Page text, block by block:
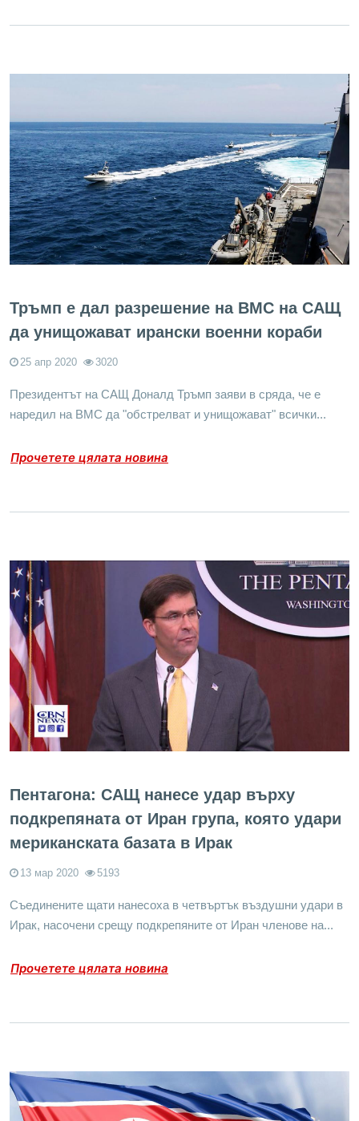
Тръмп е дал разрешение на ВМС на САЩ
да унищожават ирански военни кораби
25 апр 2020 3020
Президентът на САЩ Доналд Тръмп заяви в сряда, че е
наредил на ВМС да "обстрелват и унищожават" всички...
Прочетете цялата новина
Пентагона: САЩ нанесе удар върху
подкрепяната от Иран група, която удари
мериканската базата в Ирак
13 мар 2020 5193
Съединените щати нанесоха в четвъртък въздушни удари в
Ирак, насочени срещу подкрепяните от Иран членове на...
Прочетете цялата новина